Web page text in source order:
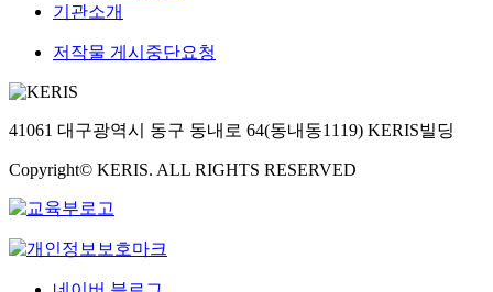
기관소개
저작물 게시중단요청
41061 대구광역시 동구 동내로 64(동내동1119) KERIS빌딩
Copyright© KERIS. ALL RIGHTS RESERVED